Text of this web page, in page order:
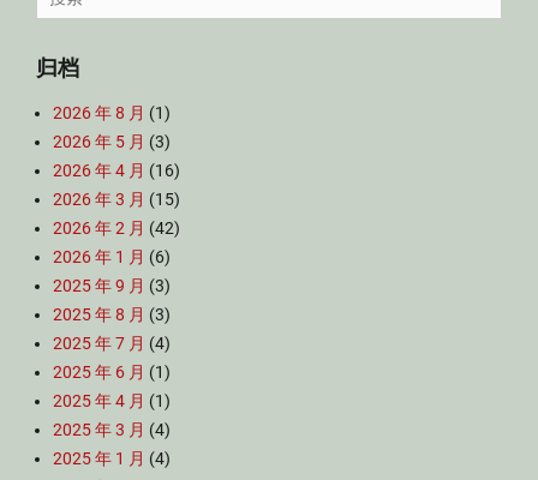
for:
归档
2026 年 8 月 (1)
2026 年 5 月 (3)
2026 年 4 月 (16)
2026 年 3 月 (15)
2026 年 2 月 (42)
2026 年 1 月 (6)
2025 年 9 月 (3)
2025 年 8 月 (3)
2025 年 7 月 (4)
2025 年 6 月 (1)
2025 年 4 月 (1)
2025 年 3 月 (4)
2025 年 1 月 (4)